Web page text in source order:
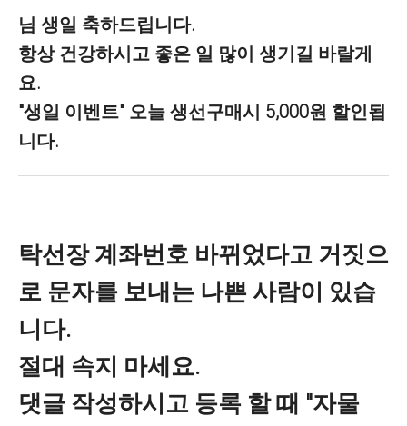
님 생일 축하드립니다.
항상 건강하시고 좋은 일 많이 생기길 바랄게
요.
"생일 이벤트" 오늘 생선구매시 5,000원 할인됩
니다.
탁선장 계좌번호 바뀌었다고 거짓으
로 문자를 보내는 나쁜 사람이 있습
니다.
절대 속지 마세요.
댓글 작성하시고 등록 할 때 "자물